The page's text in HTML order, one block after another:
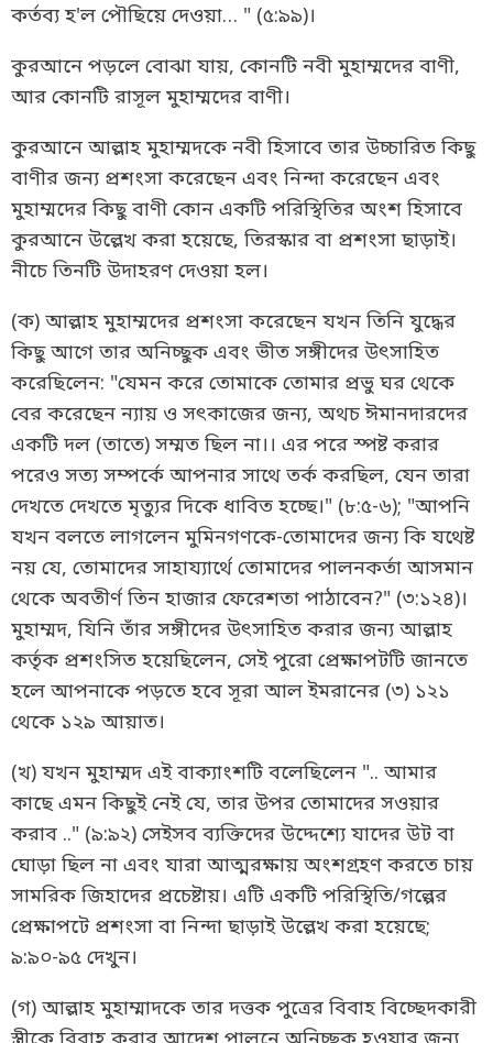
কর্তব্য হ'ল পৌছিয়ে দেওয়া… " (৫:৯৯)।
কুরআনে পড়লে বোঝা যায়, কোনটি নবী মুহাম্মদের বাণী,
আর কোনটি রাসূল মুহাম্মদের বাণী।
কুরআনে আল্লাহ মুহাম্মদকে নবী হিসাবে তার উচ্চারিত কিছু
বাণীর জন্য প্রশংসা করেছেন এবং নিন্দা করেছেন এবং
মুহাম্মদের কিছু বাণী কোন একটি পরিস্থিতির অংশ হিসাবে
কুরআনে উল্লেখ করা হয়েছে, তিরস্কার বা প্রশংসা ছাড়াই।
নীচে তিনটি উদাহরণ দেওয়া হল।
(ক) আল্লাহ মুহাম্মদের প্রশংসা করেছেন যখন তিনি যুদ্ধের
কিছু আগে তার অনিচ্ছুক এবং ভীত সঙ্গীদের উৎসাহিত
করেছিলেন: "যেমন করে তোমাকে তোমার প্রভু ঘর থেকে
বের করেছেন ন্যায় ও সৎকাজের জন্য, অথচ ঈমানদারদের
একটি দল (তাতে) সম্মত ছিল না।। এর পরে স্পষ্ট করার
পরেও সত্য সম্পর্কে আপনার সাথে তর্ক করছিল, যেন তারা
দেখতে দেখতে মৃত্যুর দিকে ধাবিত হচ্ছে।" (৮:৫-৬); "আপনি
যখন বলতে লাগলেন মুমিনগণকে-তোমাদের জন্য কি যথেষ্ট
নয় যে, তোমাদের সাহায্যার্থে তোমাদের পালনকর্তা আসমান
থেকে অবতীর্ণ তিন হাজার ফেরেশতা পাঠাবেন?" (৩:১২৪)।
মুহাম্মদ, যিনি তাঁর সঙ্গীদের উৎসাহিত করার জন্য আল্লাহ
কর্তৃক প্রশংসিত হয়েছিলেন, সেই পুরো প্রেক্ষাপটটি জানতে
হলে আপনাকে পড়তে হবে সূরা আল ইমরানের (৩) ১২১
থেকে ১২৯ আয়াত।
(খ) যখন মুহাম্মদ এই বাক্যাংশটি বলেছিলেন ".. আমার
কাছে এমন কিছুই নেই যে, তার উপর তোমাদের সওয়ার
করাব .." (৯:৯২) সেইসব ব্যক্তিদের উদ্দেশ্যে যাদের উট বা
ঘোড়া ছিল না এবং যারা আত্মরক্ষায় অংশগ্রহণ করতে চায়
সামরিক জিহাদের প্রচেষ্টায়। এটি একটি পরিস্থিতি/গল্পের
প্রেক্ষাপটে প্রশংসা বা নিন্দা ছাড়াই উল্লেখ করা হয়েছে;
৯:৯০-৯৫ দেখুন।
(গ) আল্লাহ মুহাম্মাদকে তার দত্তক পুত্রের বিবাহ বিচ্ছেদকারী